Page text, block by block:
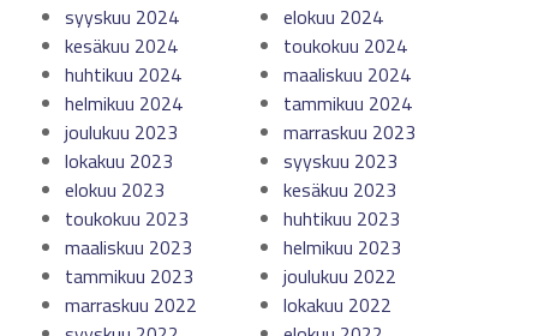
syyskuu 2024
elokuu 2024
kesäkuu 2024
toukokuu 2024
huhtikuu 2024
maaliskuu 2024
helmikuu 2024
tammikuu 2024
joulukuu 2023
marraskuu 2023
lokakuu 2023
syyskuu 2023
elokuu 2023
kesäkuu 2023
toukokuu 2023
huhtikuu 2023
maaliskuu 2023
helmikuu 2023
tammikuu 2023
joulukuu 2022
marraskuu 2022
lokakuu 2022